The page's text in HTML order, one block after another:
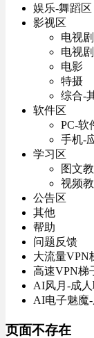
娱乐-舞蹈区
影视区
电视
电视
电影
特摄
综合-
软件区
PC-软
手机-
学习区
图文
视频
公告区
其他
帮助
问题反馈
大流量VPN
高速VPN梯
AI风月-成
AI电子魅魔
页面不存在